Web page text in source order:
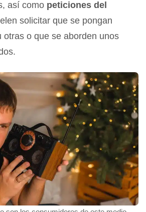
así como peticiones del
solicitar que se pongan
otras o que se aborden unos